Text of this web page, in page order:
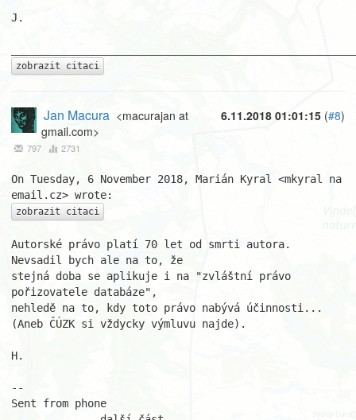
J.
zobrazit citaci
6.11.2018 01:01:15 (#8)
Jan Macura <macurajan at
gmail.com>
797 2731
On Tuesday, 6 November 2018, Marián Kyral <mkyral na
zobrazit citaci
Autorské právo platí 70 let od smrti autora.
Nevsadil bych ale na to, že
stejná doba se aplikuje i na "zvláštní právo
pořizovatele databáze",
nehledě na to, kdy toto právo nabývá účinnosti...
(Aneb ČÚZK si vždycky výmluvu najde).
H.
--
Sent from phone